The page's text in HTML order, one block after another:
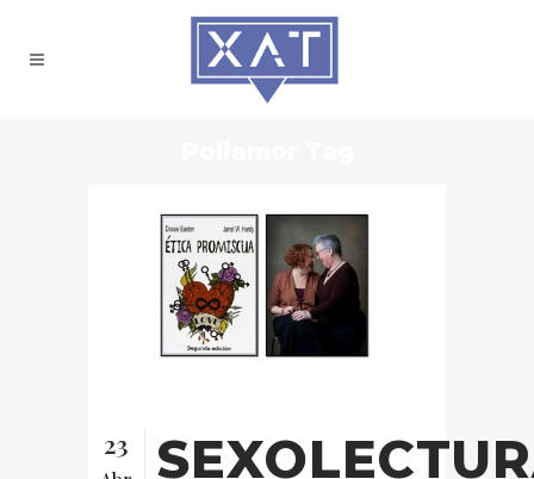
23